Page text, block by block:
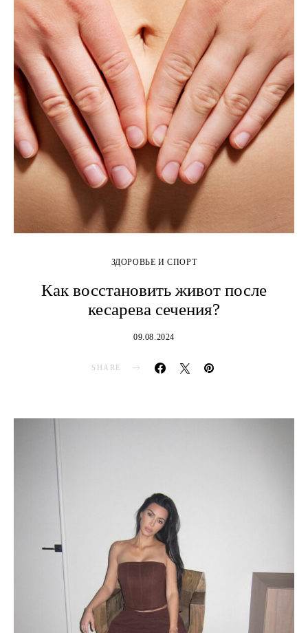
ЗДОРОВЬЕ И СПОРТ
Как восстановить живот после
кесарева сечения?
09.08.2024
SHARE